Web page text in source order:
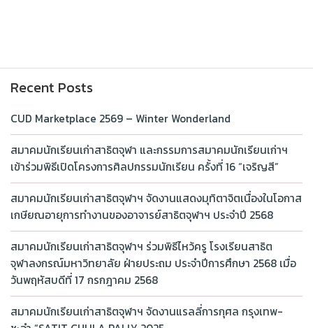
Recent Posts
CUD Marketplace 2569 – Winter Wonderland
สมาคมนักเรียนเก่าสาธิตจุฬา และกรรมการสมาคมนักเรียนเก่าฯ
เข้าร่วมพิธีเปิดโครงการศิลปกรรมนักเรียน ครั้งที่ 16 “เจริญสี”
สมาคมนักเรียนเก่าสาธิตจุฬาฯ จัดงานแสดงมุทิตาจิตเนื่องในโอกาส
เกษียณอายุการทำงานของอาจารย์สาธิตจุฬาฯ ประจำปี 2568
สมาคมนักเรียนเก่าสาธิตจุฬาฯ ร่วมพิธีไหว้ครู โรงเรียนสาธิต
จุฬาลงกรณ์มหาวิทยาลัย ฝ่ายประถม ประจำปีการศึกษา 2568 เมื่อ
วันพฤหัสบดีที่ 17 กรกฎาคม 2568
สมาคมนักเรียนเก่าสาธิตจุฬาฯ จัดงานแรลลี่การกุศล กรุงเทพ-